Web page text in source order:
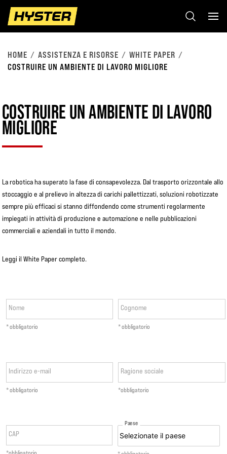
HOME ASSISTENZA E RISORSE
WHITE PAPER
COSTRUIRE UN AMBIENTE DI LAVORO MIGLIORE
COSTRUIRE UN AMBIENTE DI LAVORO
MIGLIORE
La robotica ha superato la fase di consapevolezza. Dal trasporto orizzontale allo
stoccaggio e al prelievo in altezza di carichi pallettizzati, soluzioni robotizzate
sempre più efficaci si stanno diffondendo come strumenti regolarmente
impiegati in attività di produzione e automazione e nelle pubblicazioni
commerciali e aziendali in tutto il mondo.
Leggi il White Paper completo.
Nome
* obbligatorio
Cognome
* obbligatorio
Indirizzo e-mail
* obbligatorio
Ragione sociale
*obbligatorio
CAP
Paese